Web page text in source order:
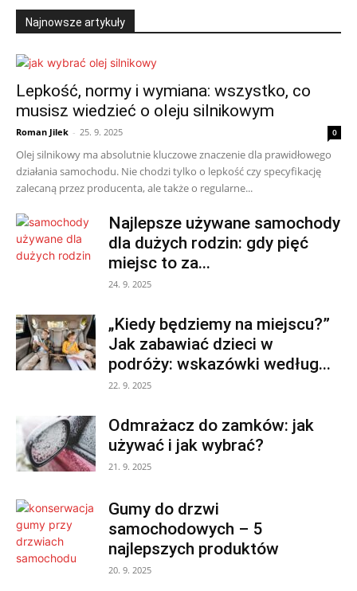
Najnowsze artykuły
Lepkość, normy i wymiana: wszystko, co
musisz wiedzieć o oleju silnikowym
Roman Jilek - 25. 9. 2025 0
Olej silnikowy ma absolutnie kluczowe znaczenie dla prawidłowego
działania samochodu. Nie chodzi tylko o lepkość czy specyfikację
zalecaną przez producenta, ale także o regularne...
Najlepsze używane samochody
dla dużych rodzin: gdy pięć
miejsc to za...
24. 9. 2025
„Kiedy będziemy na miejscu?”
Jak zabawiać dzieci w
podróży: wskazówki według...
22. 9. 2025
Odmrażacz do zamków: jak
używać i jak wybrać?
21. 9. 2025
Gumy do drzwi
samochodowych – 5
najlepszych produktów
20. 9. 2025